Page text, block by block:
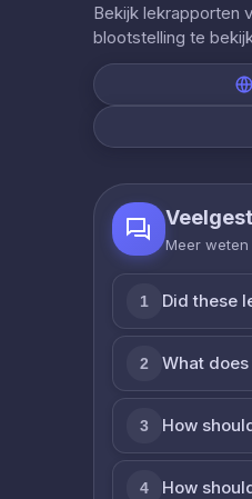
Bekijk lekrapporten
blootstelling te
Meer
1 Did these
2 What
3 How
4 How